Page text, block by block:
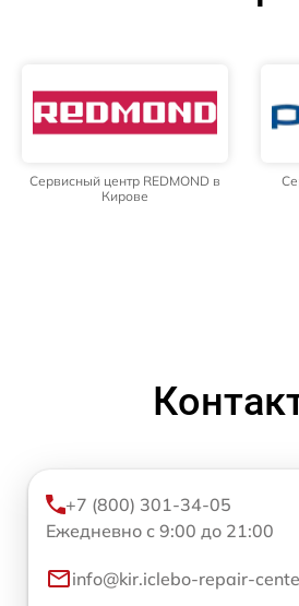
Сервисный центр REDMOND в
Кирове
+7 (800) 301-34-05
Ежедневно с 9:00 до 21:00
info@kir.iclebo-repair-